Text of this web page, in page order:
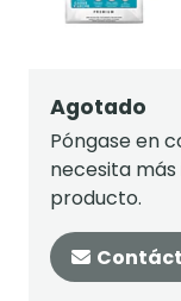
Agotado
Póngase en
necesita
producto.